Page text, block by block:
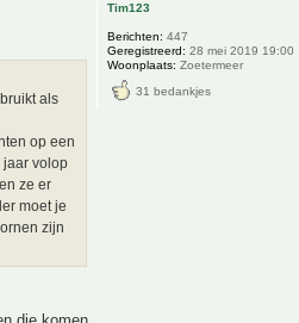
als
op een
jaar volop
ze er
moet je
zijn
Tim123
Berichten: 447
Geregistreerd: 28 mei 2019 19:00
Woonplaats: Zoetermeer
31 bedankjes